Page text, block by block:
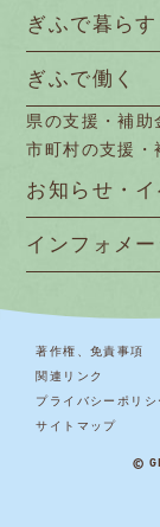
ぎふで暮らす
ぎふで働く
県の支援・補助
市町村の支援・
お知らせ・イ
インフォメ
著作権、免責事項
関連リンク
プライバシーポリシ
サイトマップ
©